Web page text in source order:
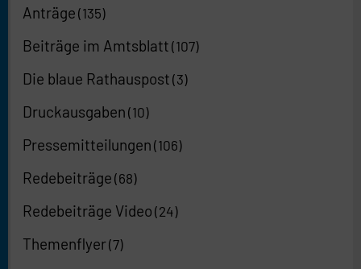
Anträge (135)
Beiträge im Amtsblatt (107)
Die blaue Rathauspost (3)
Druckausgaben (10)
Pressemitteilungen (106)
Redebeiträge (68)
Redebeiträge Video (24)
Themenflyer(7)